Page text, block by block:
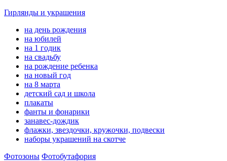
Гирлянды и украшения
на день рождения
на юбилей
на 1 годик
на свадьбу
на рождение ребенка
на новый год
на 8 марта
детский сад и школа
плакаты
фанты и фонарики
занавес-дождик
флажки, звездочки, кружочки, подвески
наборы украшений на скотче
Фотозоны Фотобутафория